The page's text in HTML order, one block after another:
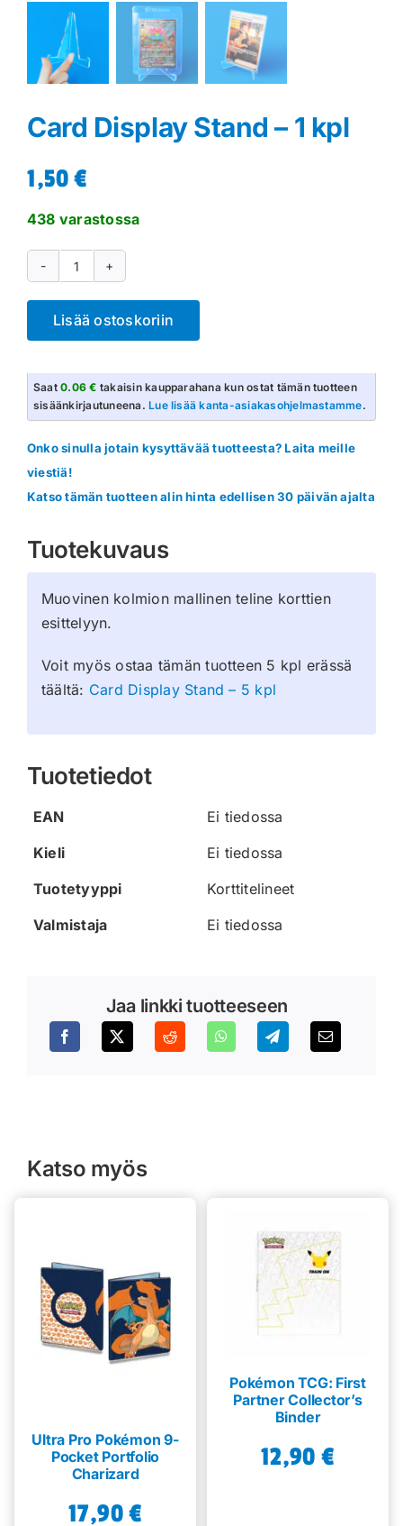
Card Display Stand – 1 kpl
1,50€
438 varastossa
Card
Display
Stand
1
kpl
määrä
Lisää ostoskoriin
Saat0.06 € takaisin kaupparahana kun ostat tämän tuotteen
sisäänkirjautuneena.Lue lisää kanta-asiakasohjelmastamme.
Onko sinulla jotain kysyttävää tuotteesta? Laita meille
viestiä!
Katso tämän tuotteen alin hinta edellisen 30 päivän ajalta
Tuotekuvaus
Muovinen kolmion mallinen teline korttien
esittelyyn.
Voit myös ostaa tämän tuotteen 5 kpl erässä
täältä: Card Display Stand – 5 kpl
Tuotetiedot
EAN
Ei tiedossa
Kieli
Ei tiedossa
Tuotetyyppi
Korttitelineet
Valmistaja
Ei tiedossa
Jaa linkki tuotteeseen
Katso myös
Ultra Pro Pokémon 9-
Pocket Portfolio
Charizard
17,90€
Pokémon TCG: First
Partner Collector’s
Binder
12,90 €